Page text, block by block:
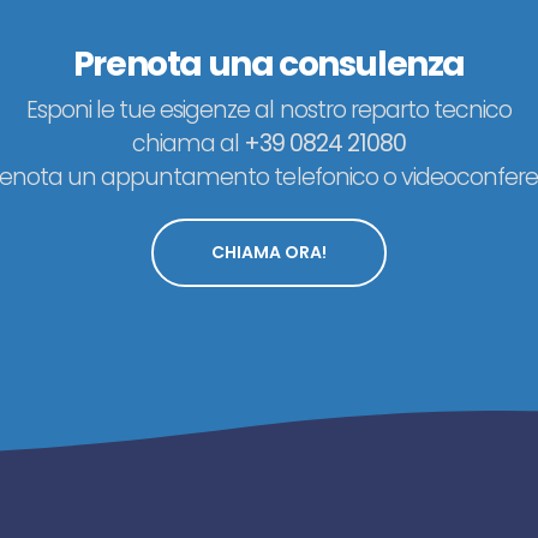
Prenota una consulenza
Esponi le tue esigenze al nostro reparto tecnico
chiama al +39 0824 21080
un appuntamento telefonico o
CHIAMA ORA!